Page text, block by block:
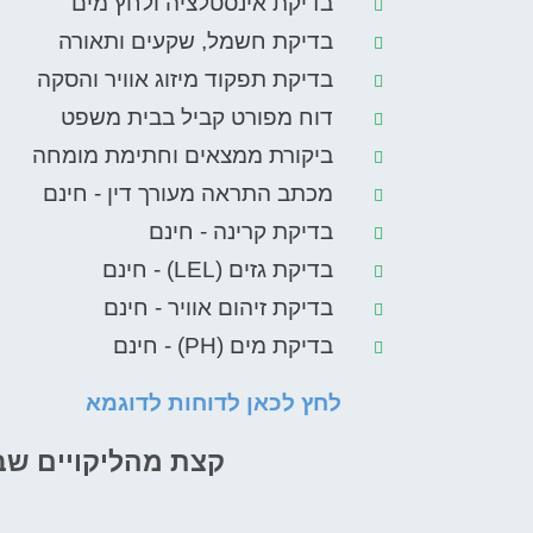
בדיקת חשמל, שקעים ותאורה
בדיקת תפקוד מיזוג אוויר והסקה
דוח מפורט קביל בבית משפט
ביקורת ממצאים וחתימת מומחה
מכתב התראה מעורך דין - חינם
בדיקת קרינה - חינם
בדיקת גזים (LEL) - חינם
בדיקת זיהום אוויר - חינם
בדיקת מים (PH) - חינם
לחץ לכאן לדוחות לדוגמא
קצת מהליקויים